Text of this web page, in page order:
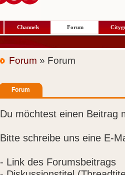
Channels Forum
Forum » Forum
Forum
Du möchtest einen Beitrag
Bitte schreibe uns eine E-
- Link des Forumsbeitrags